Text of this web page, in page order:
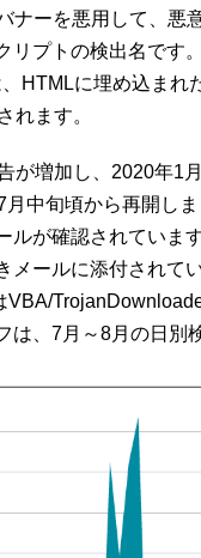
ナーを悪用して、悪
リプトの検出名です。
HTMLに埋め込まれ
れます。
が増加し、2020年1
中旬頃から再開し
ルが確認されています
メールに添付されて
は、7月～8月の日別